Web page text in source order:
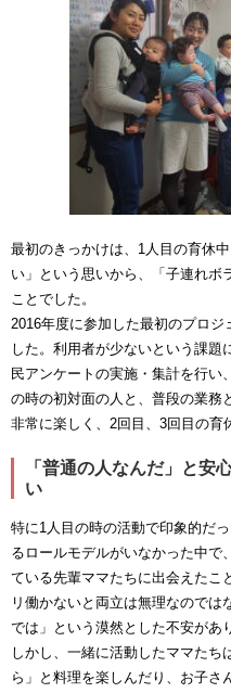
最初のきっかけは、1人目の育休
い」という思いから、「子連れボ
ことでした。
2016年度に参加した最初のプロ
した。利用者が少ないという課題
民アンケートの実施・集計を行い
の時の初対面の人と、普段の業務
非常に楽しく、2回目、3回目の育
「普通の人なんだ」と安
い
特に1人目の時の活動で印象的だ
るロールモデルがいなかった中で
ている先輩ママたちに出会えたこ
リ働かないと両立は無理なので
では」という漠然とした不安があ
しかし、一緒に活動したママたち
ら」と料理を楽しんだり、お子さ